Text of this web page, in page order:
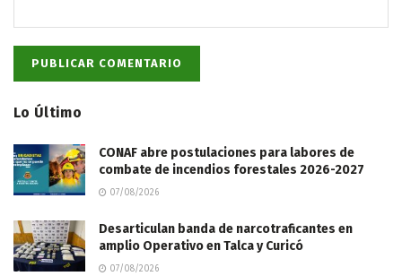
Lo Último
CONAF abre postulaciones para labores de
combate de incendios forestales 2026-2027
07/08/2026
Desarticulan banda de narcotraficantes en
amplio Operativo en Talca y Curicó
07/08/2026